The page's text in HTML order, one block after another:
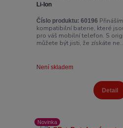
Li-Ion
Číslo produktu: 60196
kompatibilní baterie, které
pro váš mobilní telefon. S
můžete být jisti, že získáte
Není skladem
Detail
Novinka